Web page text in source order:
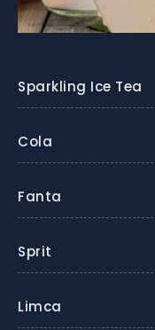
Sparkling Ice Tea
Cola
Fanta
Sprit
Limca